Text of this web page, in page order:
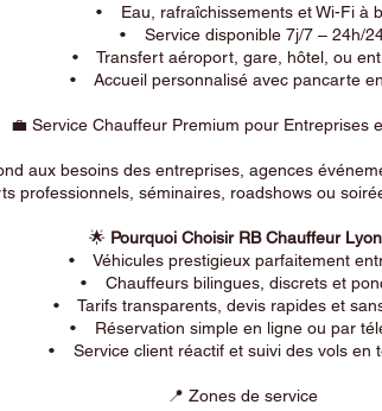
• Eau, rafraîchissements et Wi-Fi à
• Service disponible 7j/7 – 24h/
• Transfert aéroport, gare, hôtel, ou
• Accueil personnalisé avec pancarte
💼 Service Chauffeur Premium pour Entreprises
aux besoins des entreprises, agences
professionnels, séminaires, roadshows ou
🌟 Pourquoi Choisir RB Chauffeur
• Véhicules prestigieux parfaitement
• Chauffeurs bilingues, discrets et
• Tarifs transparents, devis rapides et
• Réservation simple en ligne ou par
• Service client réactif et suivi des vols en
📍 Zones de service